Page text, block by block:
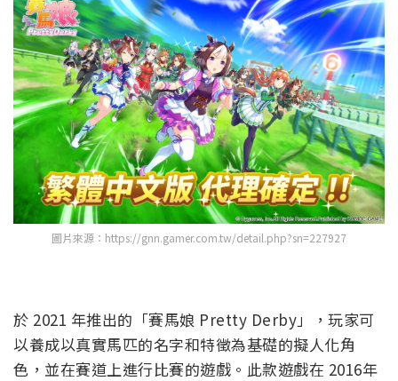
圖片來源：https://gnn.gamer.com.tw/detail.php?sn=227927
於 2021 年推出的「賽馬娘 Pretty Derby」，玩家可
以養成以真實馬匹的名字和特徵為基礎的擬人化角
色，並在賽道上進行比賽的遊戲。此款遊戲在 2016年